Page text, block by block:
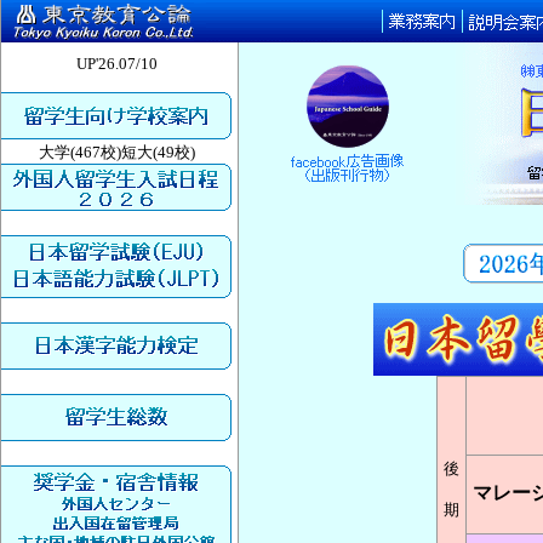
UP'26.07/10
大学(467校)短大(49校)
後
期
マレー